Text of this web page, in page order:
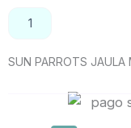
PARROTS
MAX
SUN PARROTS JAULA